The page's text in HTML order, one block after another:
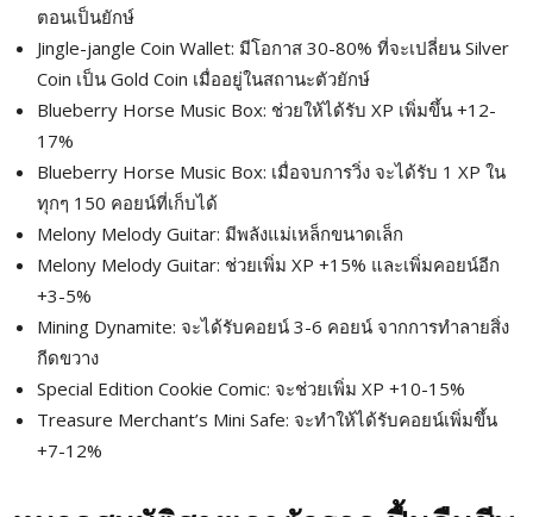
ตอนเป็นยักษ์
Jingle-jangle Coin Wallet: มีโอกาส 30-80% ที่จะเปลี่ยน Silver
Coin เป็น Gold Coin เมื่ออยู่ในสถานะตัวยักษ์
Blueberry Horse Music Box: ช่วยให้ได้รับ XP เพิ่มขึ้น +12-
17%
Blueberry Horse Music Box: เมื่อจบการวิ่ง จะได้รับ 1 XP ใน
ทุกๆ 150 คอยน์ที่เก็บได้
Melony Melody Guitar: มีพลังแม่เหล็กขนาดเล็ก
Melony Melody Guitar: ช่วยเพิ่ม XP +15% และเพิ่มคอยน์อีก
+3-5%
Mining Dynamite: จะได้รับคอยน์ 3-6 คอยน์ จากการทำลายสิ่ง
กีดขวาง
Special Edition Cookie Comic: จะช่วยเพิ่ม XP +10-15%
Treasure Merchant’s Mini Safe: จะทำให้ได้รับคอยน์เพิ่มขึ้น
+7-12%